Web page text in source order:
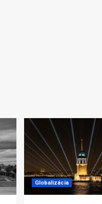
Globalizácia